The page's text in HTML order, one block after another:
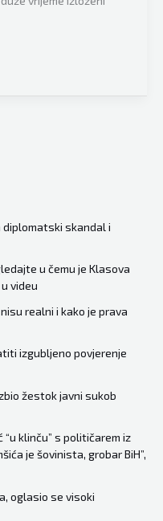
diplomatski skandal i
u čemu je Klasova
videu
realni i kako je prava
izgubljeno povjerenje
žestok javni sukob
klinču” s političarem iz
je šovinista, grobar BiH”,
oglasio se visoki